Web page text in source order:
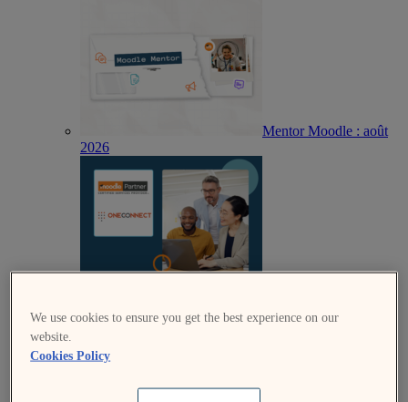
Mentor Moodle : août
2026
We use cookies to ensure you get the best experience on our
website.
Cookies Policy